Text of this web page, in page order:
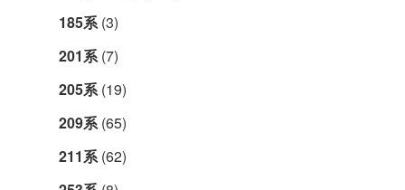
185系(3)
201系(7)
205系(19)
209系(65)
211系(62)